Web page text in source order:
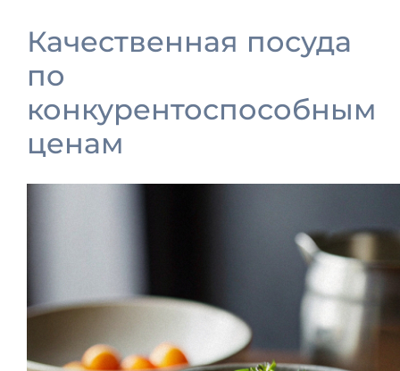
Качественная посуда
по
конкурентоспособным
ценам